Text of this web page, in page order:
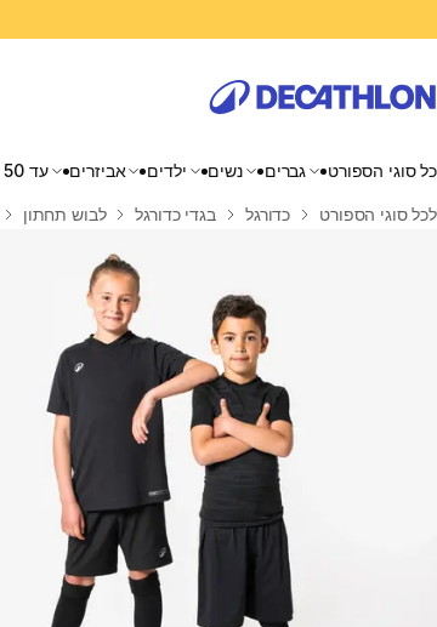
כל סוגי הספורט גברים נשים ילדים אביזרים עד 50 ש"ח
בית
לכל סוגי הספורט כדורגל בגדי כדורגל לבוש תחתון